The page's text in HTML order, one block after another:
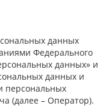
данных
Федерального
данных» и
данных и
персональных
(далее – Оператор).